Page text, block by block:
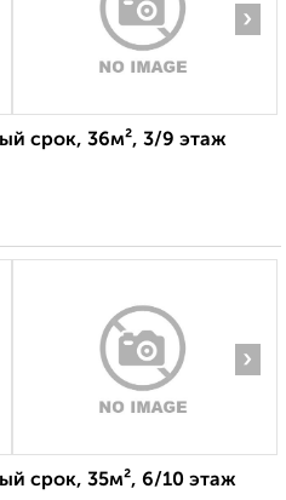
›
срок, 36м², 3/9 этаж
›
срок, 35м², 6/10 этаж